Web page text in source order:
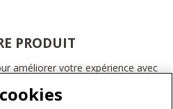
PRODUIT
améliorer votre expérience avec
exclusives, recevoir des
plus encore.